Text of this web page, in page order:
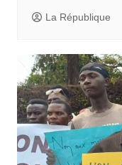
La République